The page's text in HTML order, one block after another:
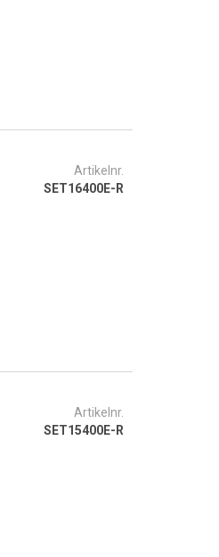
Artikelnr.
SET16400E-R
Artikelnr.
SET15400E-R